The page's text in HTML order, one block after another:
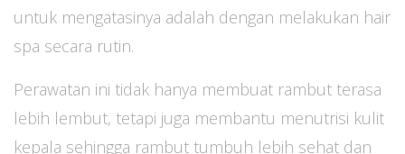
untuk mengatasinya adalah dengan melakukan hair
spa secara rutin.
Perawatan ini tidak hanya membuat rambut terasa
lebih lembut, tetapi juga membantu menutrisi kulit
kepala sehingga rambut tumbuh lebih sehat dan